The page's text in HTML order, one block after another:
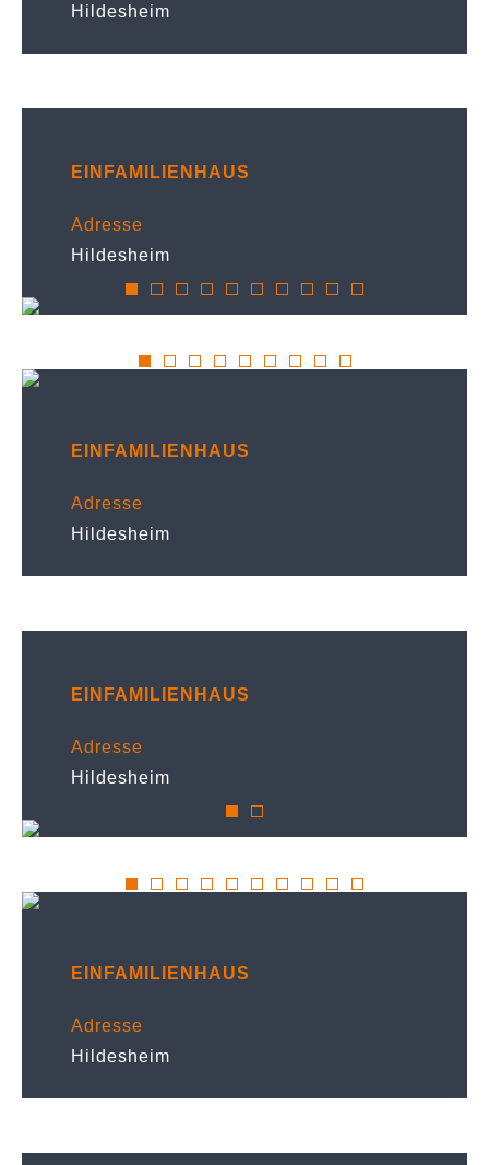
Hildesheim
EINFAMILIENHAUS
Adresse
Hildesheim
EINFAMILIENHAUS
Adresse
Hildesheim
EINFAMILIENHAUS
Adresse
Hildesheim
EINFAMILIENHAUS
Adresse
Hildesheim